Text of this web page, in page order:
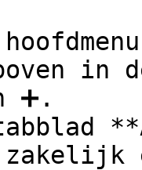
in
➕.
zakelijk